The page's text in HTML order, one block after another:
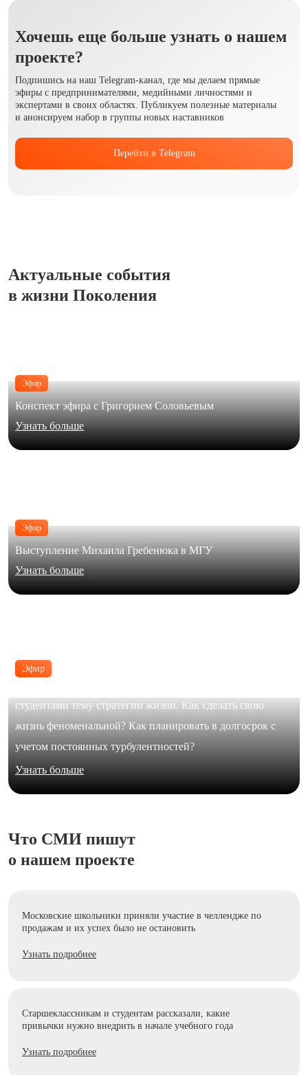
Хочешь еще больше узнать о нашем
проекте?
Подпишись на наш Telegram-канал, где мы делаем прямые
эфиры с предпринимателями, медийными личностями и
экспертами в своих областях. Публикуем полезные материалы
и анонсируем набор в группы новых наставников
Перейти в Telegram
Актуальные события
в жизни Поколения
Эфир
студентами тему стратегии жизни. Как сделать свою
жизнь феноменальной? Как планировать в долгосрок с
учетом постоянных турбулентностей?
Узнать больше
Эфир
Конспект эфира с Григорием Соловьевым
Узнать больше
Эфир
Выступление Михаила Гребенюка в МГУ
Узнать больше
Что СМИ пишут
о нашем проекте
Московские школьники приняли участие в челлендже по
продажам и их успех было не остановить
Узнать подробнее
Старшеклассникам и студентам рассказали, какие
привычки нужно внедрить в начале учебного года
Узнать подробнее